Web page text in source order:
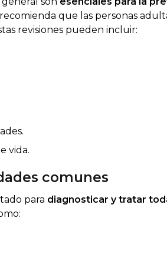
recomienda que las personas
revisiones pueden incluir:
vida.
comunes
para diagnosticar y tratar